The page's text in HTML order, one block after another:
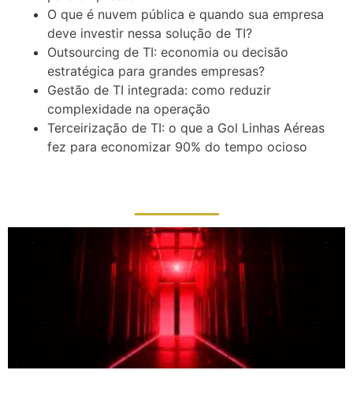
O que é nuvem pública e quando sua empresa
deve investir nessa solução de TI?
Outsourcing de TI: economia ou decisão
estratégica para grandes empresas?
Gestão de TI integrada: como reduzir
complexidade na operação
Terceirização de TI: o que a Gol Linhas Aéreas
fez para economizar 90% do tempo ocioso